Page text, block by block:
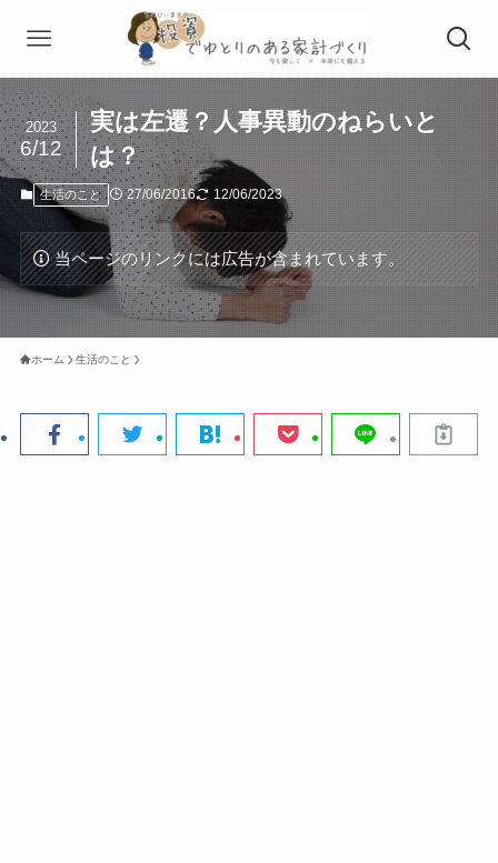
実は左遷？人事異動のねらいと
は？
2023
6/12
生活のこと 27/06/2016 12/06/2023
当ページのリンクには広告が含まれています。
ホーム 生活のこと